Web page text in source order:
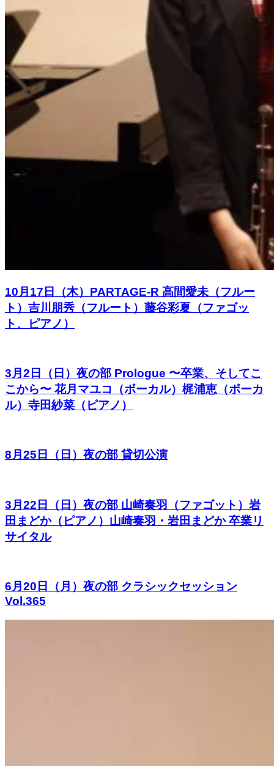
10月17日（木）PARTAGE-R 高間愛未（フルー
ト）吉川朋秀（フルート）藤谷彩夏（ファゴッ
ト、ピアノ）
3月2日（日）夜の部 Prologue 〜卒業、そしてこ
こから〜 花月マユコ（ボーカル）梶浦恵（ボーカ
ル）寺田紗菜（ピアノ）
8月25日（日）夜の部 貸切公演
3月22日（日）夜の部 山崎奏羽（ファゴット）岩
田まどか（ピアノ）山崎奏羽・岩田まどか 卒業リ
サイタル
6月20日（月）夜の部 クラシックセッション
Vol.365